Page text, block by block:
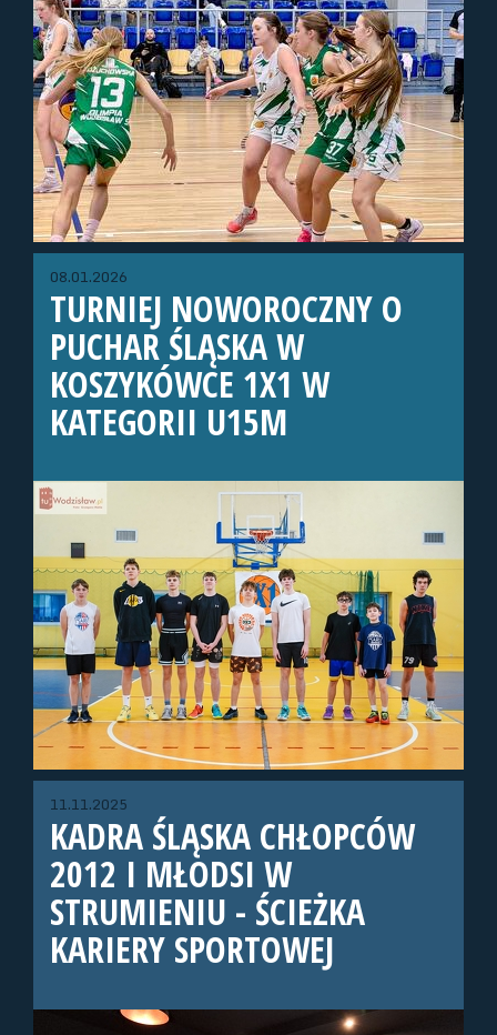
08.01.2026
TURNIEJ NOWOROCZNY O
PUCHAR ŚLĄSKA W
KOSZYKÓWCE 1X1 W
KATEGORII U15M
11.11.2025
KADRA ŚLĄSKA CHŁOPCÓW
2012 I MŁODSI W
STRUMIENIU - ŚCIEŻKA
KARIERY SPORTOWEJ